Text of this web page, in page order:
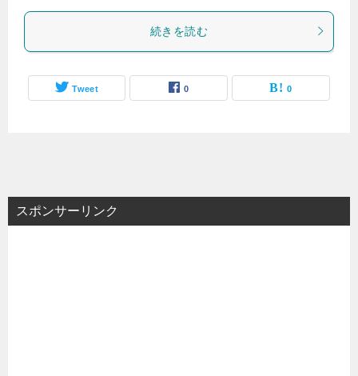
続きを読む
Tweet 0 0
スポンサーリンク